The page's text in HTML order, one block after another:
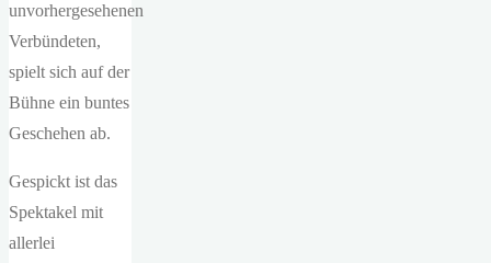
unvorhergesehenen
Verbündeten,
spielt sich auf der
Bühne ein buntes
Geschehen ab.
Gespickt ist das
Spektakel mit
allerlei